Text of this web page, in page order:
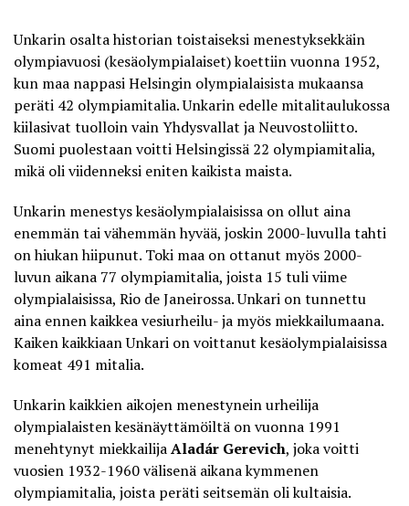
Unkarin osalta historian toistaiseksi menestyksekkäin
olympiavuosi (kesäolympialaiset) koettiin vuonna 1952,
kun maa nappasi Helsingin olympialaisista mukaansa
peräti 42 olympiamitalia. Unkarin edelle mitalitaulukossa
kiilasivat tuolloin vain Yhdysvallat ja Neuvostoliitto.
Suomi puolestaan voitti Helsingissä 22 olympiamitalia,
mikä oli viidenneksi eniten kaikista maista.
Unkarin menestys kesäolympialaisissa on ollut aina
enemmän tai vähemmän hyvää, joskin 2000-luvulla tahti
on hiukan hiipunut. Toki maa on ottanut myös 2000-
luvun aikana 77 olympiamitalia, joista 15 tuli viime
olympialaisissa, Rio de Janeirossa. Unkari on tunnettu
aina ennen kaikkea vesiurheilu- ja myös miekkailumaana.
Kaiken kaikkiaan Unkari on voittanut kesäolympialaisissa
komeat 491 mitalia.
Unkarin kaikkien aikojen menestynein urheilija
olympialaisten kesänäyttämöiltä on vuonna 1991
menehtynyt miekkailijaAladár Gerevich, joka voitti
vuosien 1932-1960 välisenä aikana kymmenen
olympiamitalia, joista peräti seitsemän oli kultaisia.